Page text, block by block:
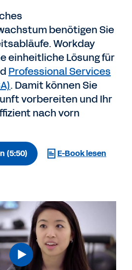
benötigen Sie
Workday
einheitliche Lösung für
Professional Services
. Damit können Sie
vorbereiten und Ihr
nach vorn
(5:50) E-Book lesen